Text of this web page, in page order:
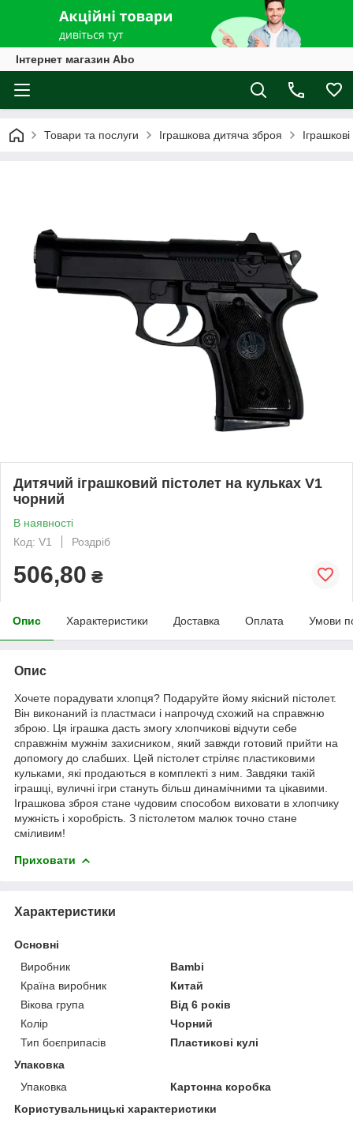
Інтернет магазин Abo
Товари та послуги Іграшкова дитяча зброя
Дитячий іграшковий пістолет на кульках V1
чорний
В наявності
Код: V1
Роздріб
506,80 ₴
Опис Характеристики Доставка Оплата Умови
Опис
Хочете порадувати хлопця? Подаруйте йому якісний пістолет.
Він виконаний із пластмаси і напрочуд схожий на справжню
зброю. Ця іграшка дасть змогу хлопчикові відчути себе
справжнім мужнім захисником, який завжди готовий прийти на
допомогу до слабших. Цей пістолет стріляє пластиковими
кульками, які продаються в комплекті з ним. Завдяки такій
іграшці, вуличні ігри стануть більш динамічними та цікавими.
Іграшкова зброя стане чудовим способом виховати в хлопчику
мужність і хоробрість. З пістолетом малюк точно стане
сміливим!
Приховати
Характеристики
Основні
Виробник
Bambi
Країна виробник
Китай
Вікова група
Від 6 років
Колір
Чорний
Тип боєприпасів
Пластикові кулі
Упаковка
Упаковка
Картонна коробка
Користувальницькі характеристики